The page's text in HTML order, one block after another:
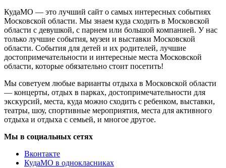
КудаМО — это лучший сайт о самых интересных событиях
Московской области. Мы знаем куда сходить в Московской
области с девушкой, с парнем или большой компанией. У нас
только лучшие события, музеи и выставки Московской
области. События для детей и их родителей, лучшие
достопримечательности и интересные места Московской
области, которые обязательно стоит посетить!
Мы советуем любые варианты отдыха в Московской области
— концерты, отдых в парках, достопримечательности для
экскурсий, места, куда можно сходить с ребенком, выставки,
театры, шоу, спортивные мероприятия, места для активного
отдыха и отдыха с семьей, и многое другое.
Мы в социальных сетях
Вконтакте
КудаМО в однокласниках